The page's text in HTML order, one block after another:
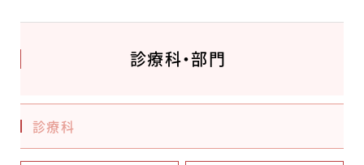
診療科・部門
診療科